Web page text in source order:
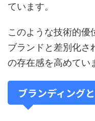
ています。
このような技術的優
ブランドと差別化さ
の存在感を高めてい
ブランディング